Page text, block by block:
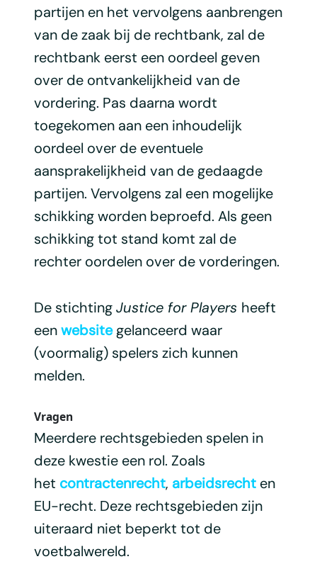
partijen en het vervolgens aanbrengen
van de zaak bij de rechtbank, zal de
rechtbank eerst een oordeel geven
over de ontvankelijkheid van de
vordering. Pas daarna wordt
toegekomen aan een inhoudelijk
oordeel over de eventuele
aansprakelijkheid van de gedaagde
partijen. Vervolgens zal een mogelijke
schikking worden beproefd. Als geen
schikking tot stand komt zal de
rechter oordelen over de vorderingen.
De stichtingJustice for Players heeft
eenwebsitegelanceerd waar
(voormalig) spelers zich kunnen
melden.
Vragen
Meerdere rechtsgebieden spelen in
deze kwestie een rol. Zoals
het contractenrecht, arbeidsrechten
EU-recht. Deze rechtsgebieden zijn
uiteraard niet beperkt tot de
voetbalwereld.